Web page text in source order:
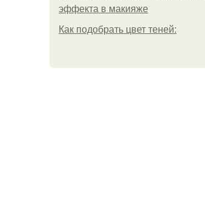
эффекта в макияже
Как подобрать цвет теней: